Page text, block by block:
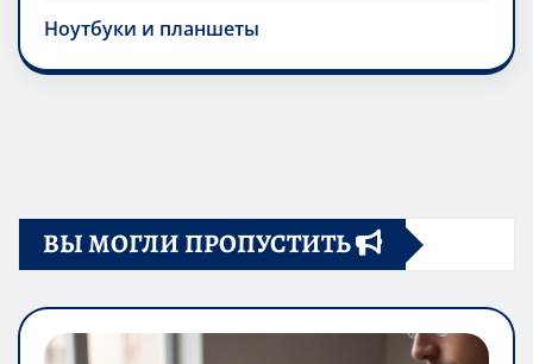
Ноутбуки и планшеты
ВЫ МОГЛИ ПРОПУСТИТЬ